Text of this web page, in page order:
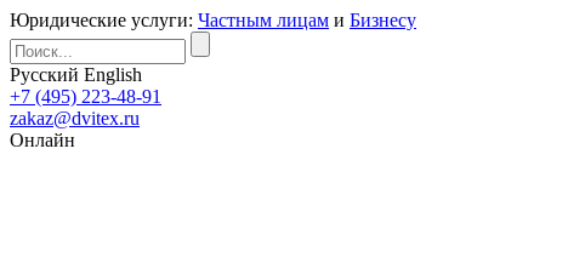
Юридические услуги: Частным лицам и Бизнесу
Русский English
+7 (495) 223-48-91
zakaz@dvitex.ru
Онлайн